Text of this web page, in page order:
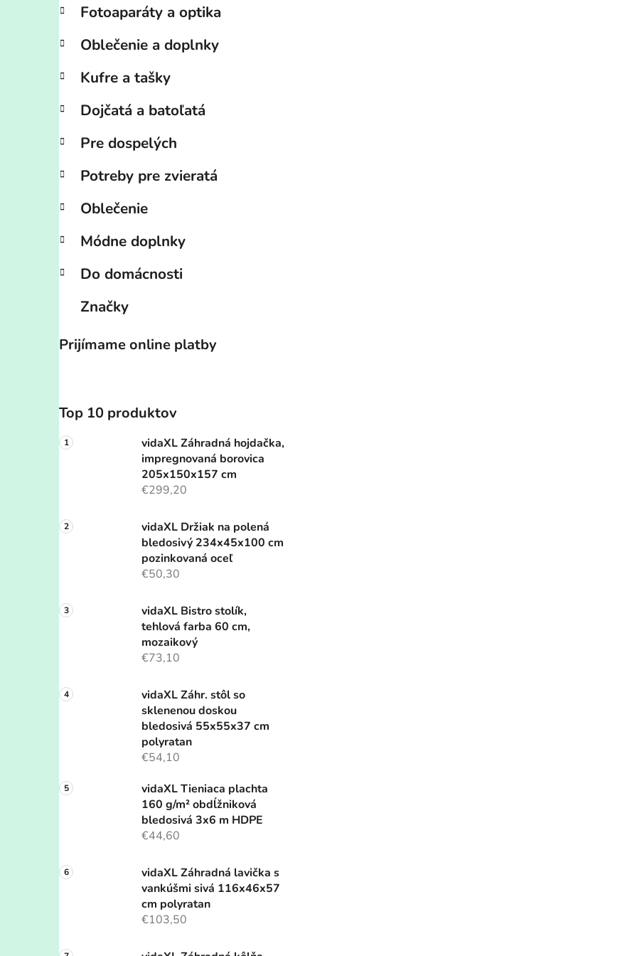
Fotoaparáty a optika
Oblečenie a doplnky
Kufre a tašky
Dojčatá a batoľatá
Pre dospelých
Potreby pre zvieratá
Oblečenie
Módne doplnky
Do domácnosti
Značky
Prijímame online platby
Top 10 produktov
vidaXL Záhradná hojdačka,
impregnovaná borovica
205x150x157 cm
€299,20
vidaXL Držiak na polená
bledosivý 234x45x100 cm
pozinkovaná oceľ
€50,30
vidaXL Bistro stolík,
tehlová farba 60 cm,
mozaikový
€73,10
vidaXL Záhr. stôl so
sklenenou doskou
bledosivá 55x55x37 cm
polyratan
€54,10
vidaXL Tieniaca plachta
160 g/m² obdĺžniková
bledosivá 3x6 m HDPE
€44,60
vidaXL Záhradná lavička s
vankúšmi sivá 116x46x57
cm polyratan
€103,50